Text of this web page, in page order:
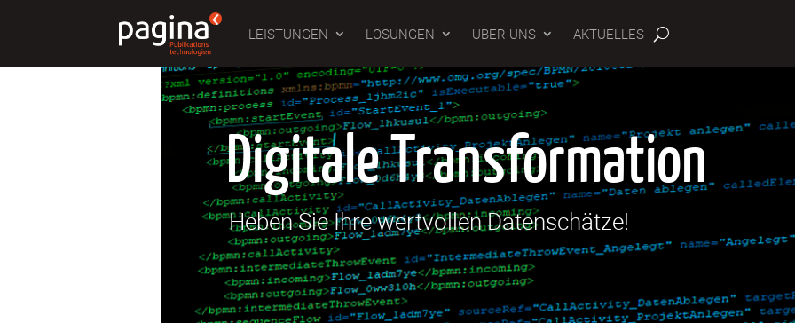
LEISTUNGEN LÖSUNGEN ÜBER UNS AKTUELLES
Digitale Transformation
Heben Sie Ihre wertvollen Datenschätze!